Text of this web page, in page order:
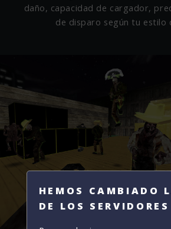
daño, capacidad de cargador,
de disparo según tu estilo
HEMOS CAMBIADO
DE LOS SERVIDORES